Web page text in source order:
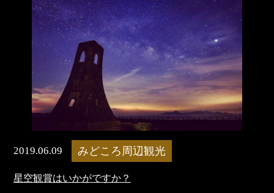
2019.06.09 みどころ周辺観光
星空観賞はいかがですか？